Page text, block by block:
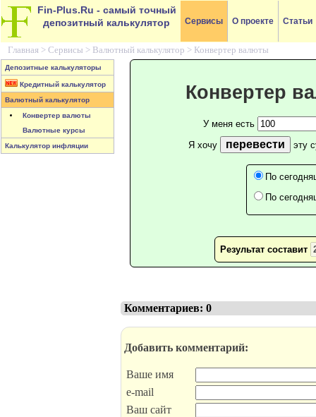
Fin-Plus.Ru - самый точный
депозитный калькулятор
Сервисы О проекте Статьи
Главная > Сервисы > Валютный калькулятор > Конвертер валюты
Депозитные калькуляторы
Кредитный калькулятор
Валютный калькулятор
Конвертер валюты
Валютные курсы
Калькулятор инфляции
Конвертер
У меня есть
Я хочу
перевести эту
По
По
Результат составит
Комментариев: 0
Добавить комментарий:
Ваше имя
e-mail
Ваш сайт